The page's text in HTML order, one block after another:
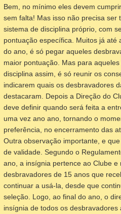
Bem, no mínimo eles devem
sem falta! Mas isso não precisa ser
sistema de disciplina próprio, com
pontuação específica. Muitos já até
do ano, é só pegar aqueles
maior pontuação. Mas para
disciplina assim, é só reunir os
indicarem quais os desbravadores
destacaram. Depois a Direção do
deve definir quando será feita a
uma vez ano ano, tornando o
preferência, no encerramento das
Outra observação importante, e
de validade. Segundo o
ano, a insígnia pertence ao Clube
desbravadores de 15 anos que
continuar a usá-la, desde que
seleção. Logo, ao final do ano, o
insígnia de todos os